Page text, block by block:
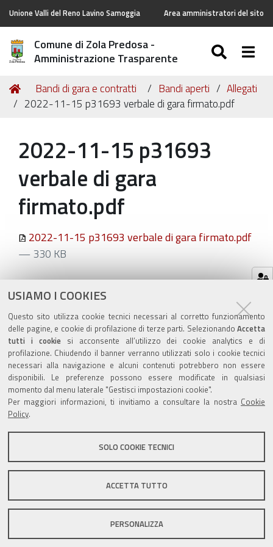
USIAMO I COOKIES
Questo sito utilizza cookie tecnici necessari al corretto funzionamento
delle pagine, e cookie di profilazione di terze parti. Selezionando Accetta
tutti i cookiesi acconsente all’utilizzo dei cookie analytics e di
profilazione. Chiudendo il banner verranno utilizzati solo i cookie tecnici
necessari alla navigazione e alcuni contenuti potrebbero non essere
disponibili. Le preferenze possono essere modificate in qualsiasi
momento dal menu laterale "Gestisci impostazioni cookie".
Per maggiori informazioni, ti invitiamo a consultare la nostra Cookie
Policy.
SOLO COOKIE TECNICI
ACCETTA TUTTO
PERSONALIZZA
Unione Valli del Reno Lavino Samoggia Area amministratori del sito
Comune di Zola Predosa -
Amministrazione Trasparente
Tu
sei
Home
Bandi di gara e contratti Bandi aperti
Allegati
2022-11-15 p31693 verbale di gara firmato.pdf
2022-11-15 p31693
verbale di gara
firmato.pdf
2022-11-15 p31693 verbale di gara firmato.pdf
— 330 KB
Azioni
sul
documento
ultima modifica 16/11/2022
Valuta questo sito
Sito istituzionale Comune di Zola Predosa